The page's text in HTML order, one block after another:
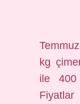
kg
ile 400